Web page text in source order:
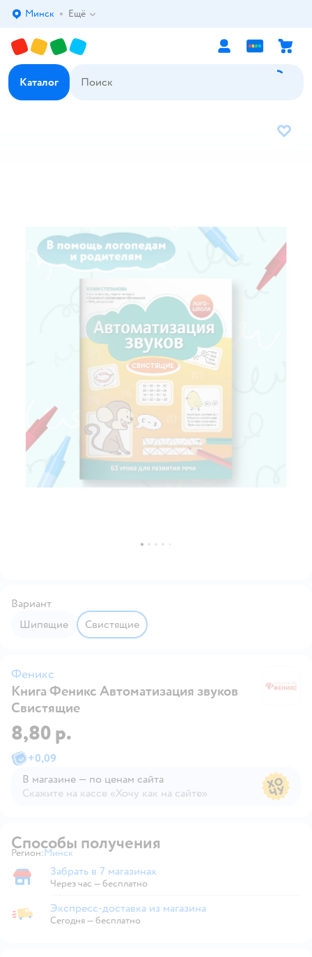
Выбор адреса доставки.
Минск Ещё
Каталог
В
Вариант
Шипящие
Свистящие
Феникс
Книга Феникс Автоматизация звуков
Свистящие
8,80 р.
+0,09
В магазине — по ценам сайта
Скажите на кассе «Хочу как на сайте»
Способы получения
Регион: Выбор адреса доставки.
Минск
Забрать в магазине
Забрать в 7 магазинах
Через час — бесплатно
Экспресс-доставка из магазина
Экспресс-доставка из магазина
Сегодня—бесплатно